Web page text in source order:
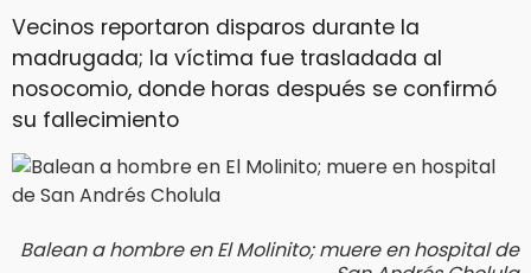
Vecinos reportaron disparos durante la
madrugada; la víctima fue trasladada al
nosocomio, donde horas después se confirmó
su fallecimiento
Balean a hombre en El Molinito; muere en hospital de